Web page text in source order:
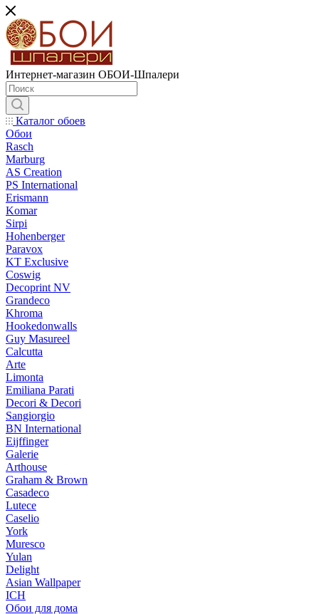
Интернет-магазин ОБОИ-Шпалери
Каталог обоев
Обои
Rasch
Marburg
AS Creation
PS International
Erismann
Komar
Sirpi
Hohenberger
Paravox
KT Exclusive
Coswig
Decoprint NV
Grandeco
Khroma
Hookedonwalls
Guy Masureel
Calcutta
Arte
Limonta
Emiliana Parati
Decori & Decori
Sangiorgio
BN International
Eijffinger
Galerie
Arthouse
Graham & Brown
Casadeco
Lutece
Caselio
York
Muresco
Yulan
Delight
Asian Wallpaper
ICH
Обои для дома